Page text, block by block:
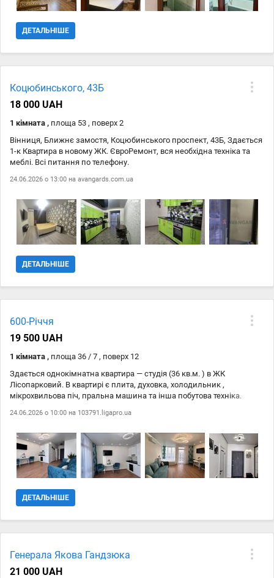
ДЕТАЛЬНІШЕ
Коцюбинського, 43Б
18 000 UAH
1 кімната , площа 53 , поверх 2
Вінниця, Ближнє замостя, Коцюбинського проспект, 43Б, Здається
1-к Квартира в новому ЖК. ЄвроРемонт, вся необхідна техніка та
меблі. Всі питання по телефону.
24.06.2026 о 13:00 на avangards.com.ua
ДЕТАЛЬНІШЕ
600-Річчя
19 500 UAH
1 кімната , площа 36 / 7 , поверх 12
Здається однокімнатна квартира — студія (36 кв.м. ) в ЖК
Лісопарковий. В квартирі є плита, духовка, холодильник ,
мікрохвильова піч, пральна машина та інша побутова техніка.
24.06.2026 о 10:00 на 103791.ligapro.ua
ДЕТАЛЬНІШЕ
Генерала Якова Гандзюка
21 000 UAH